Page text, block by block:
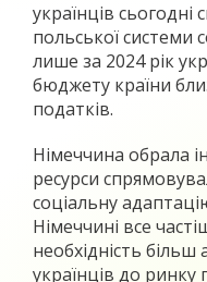
українців
польської системи
лише за 2024 рік
бюджету країни
податків.
Німеччина обрала
ресурси
соціальну
Німеччині все
необхідність
українців до ринку